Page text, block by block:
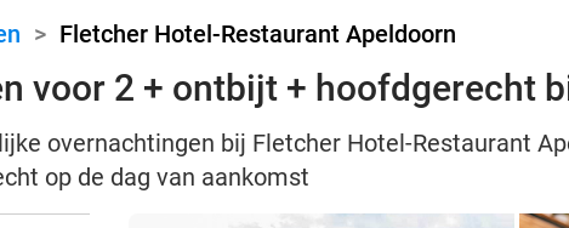
> Fletcher Hotel-Restaurant Apeldoorn
voor 2 + ontbijt + hoofdgerecht
overnachtingen bij Fletcher Hotel-Restaurant
op de dag van aankomst